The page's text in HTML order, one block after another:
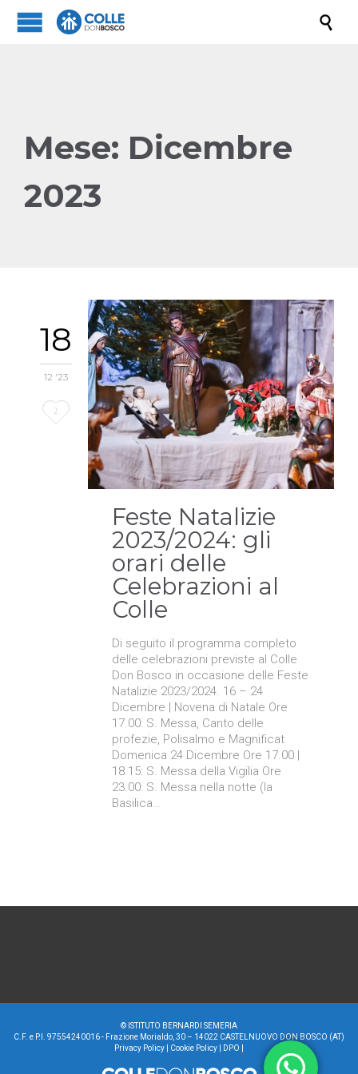

Mese: Dicembre
2023
18
12 '23
Love
2
Feste Natalizie
2023/2024: gli
orari delle
Celebrazioni al
Colle
Di seguito il programma completo
delle celebrazioni previste al Colle
Don Bosco in occasione delle Feste
Natalizie 2023/2024. 16 – 24
Dicembre | Novena di Natale Ore
17.00: S. Messa, Canto delle
profezie, Polisalmo e Magnificat
Domenica 24 Dicembre Ore 17.00 |
18.15: S. Messa della Vigilia Ore
23.00: S. Messa nella notte (la
Basilica…
© ISTITUTO BERNARDI SEMERIA
C.F. e P.I. 97554240016 - Frazione Morialdo, 30 – 14022 CASTELNUOVO DON BOSCO (AT)
Privacy Policy
Cookie Policy DPO